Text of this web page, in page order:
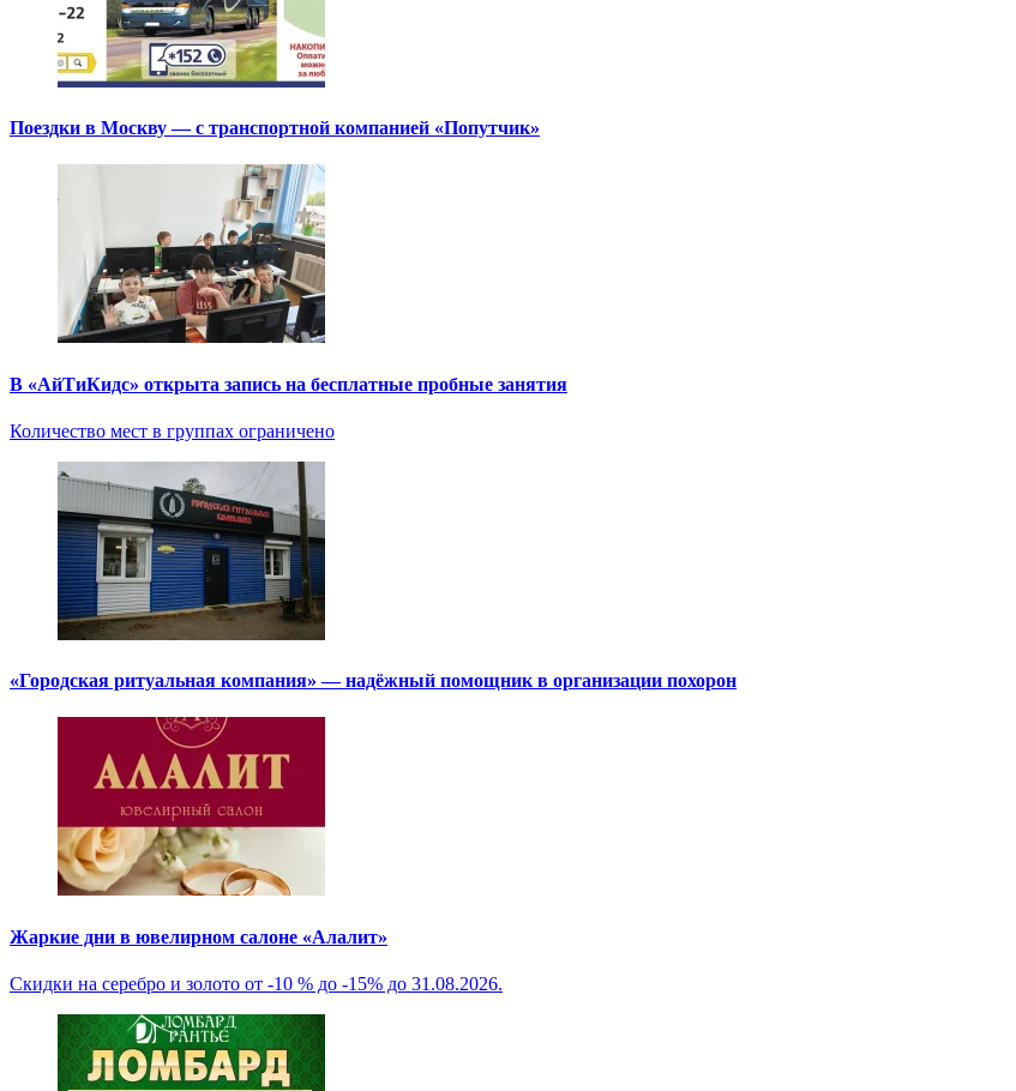
Поездки в Москву — с транспортной компанией «Попутчик»
В «АйТиКидс» открыта запись на бесплатные пробные занятия
Количество мест в группах ограничено
«Городская ритуальная компания» — надёжный помощник в организации похорон
Жаркие дни в ювелирном салоне «Алалит»
Скидки на серебро и золото от -10 % до -15% до 31.08.2026.